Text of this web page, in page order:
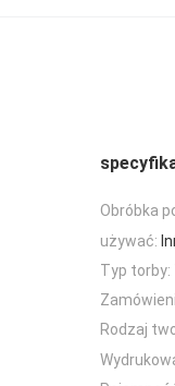
Obróbka
używać:
Typ torby:
Rodzaj